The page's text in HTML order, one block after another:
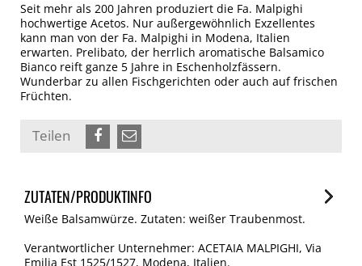
Seit mehr als 200 Jahren produziert die Fa. Malpighi
hochwertige Acetos. Nur außergewöhnlich Exzellentes
kann man von der Fa. Malpighi in Modena, Italien
erwarten. Prelibato, der herrlich aromatische Balsamico
Bianco reift ganze 5 Jahre in Eschenholzfässern.
Wunderbar zu allen Fischgerichten oder auch auf frischen
Früchten.
Teilen
ZUTATEN/PRODUKTINFO
Weiße Balsamwürze. Zutaten: weißer Traubenmost.
Verantwortlicher Unternehmer: ACETAIA MALPIGHI, Via
Emilia Est 1525/1527, Modena, Italien.